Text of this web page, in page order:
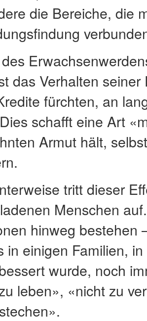
die Bereiche, die
das Verhalten
fürchten, an
schafft eine Art
Armut hält,
tritt dieser
Menschen
hinweg
in einigen Familien,
wurde, noch
leben», «nicht zu